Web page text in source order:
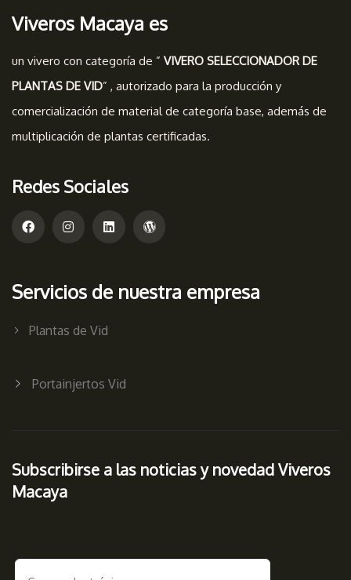
Viveros Macaya es
un vivero con categoría de ” VIVERO SELECCIONADOR DE
PLANTAS DE VID” , autorizado para la producción y
comercialización de material de categoría base, además de
multiplicación de plantas certificadas.
Redes Sociales
Servicios de nuestra empresa
Plantas de Vid
Portainjertos Vid
Subscribirse a las noticias y novedad Viveros
Macaya